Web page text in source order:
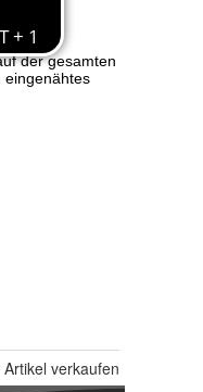
Artikel verkaufen